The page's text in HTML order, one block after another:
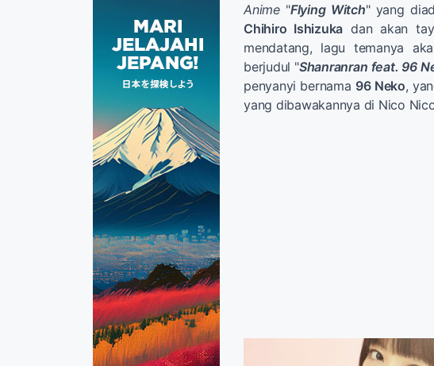
Anime"Flying Witch" yang
Chihiro Ishizuka dan akan
mendatang, lagu temanya
berjudul "Shanranran feat. 96
penyanyi bernama 96 Neko,
yang dibawakannya di Nico